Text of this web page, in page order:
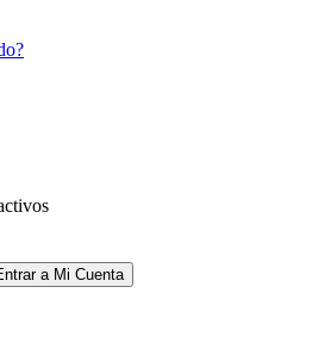
a Mi Cuenta